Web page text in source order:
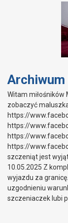
Witam miłośników
zobaczyć
https://
https://
https://
https://
szczeniąt jest
10.05.2025 Z
wyjazdu za
uzgodnieniu
szczeniaczek lubi